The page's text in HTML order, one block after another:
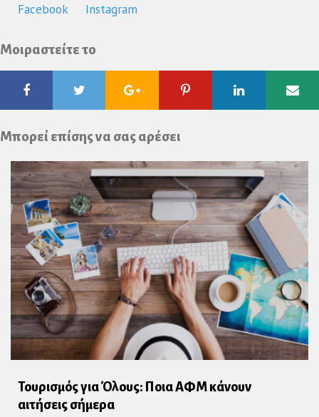
Facebook
Instagram
Μοιραστείτε το
FacebookTwitter Google
Plus
Pinterest Linkedin
Μπορεί επίσης να σας αρέσει
Τουρισμός για Όλους: Ποια ΑΦΜ κάνουν
αιτήσεις σήμερα